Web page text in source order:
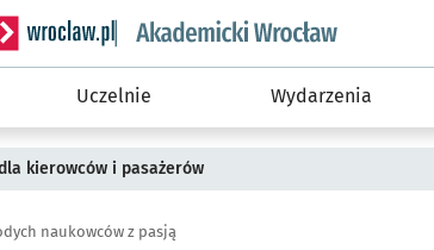
informacyjny wroclaw.pl podserwis:
Uczelnie Wydarzenia
kierowców i pasażerów
naukowców z pasją